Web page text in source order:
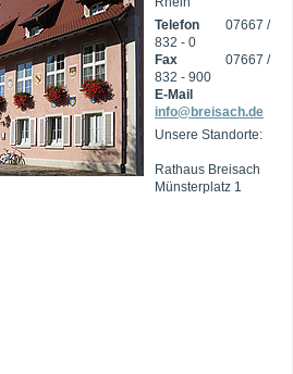
Telefon
07667 /
832 - 0
Fax
07667 /
832 - 900
E-Mail
info@breisach.de
Unsere Standorte:
Rathaus Breisach
Münsterplatz 1